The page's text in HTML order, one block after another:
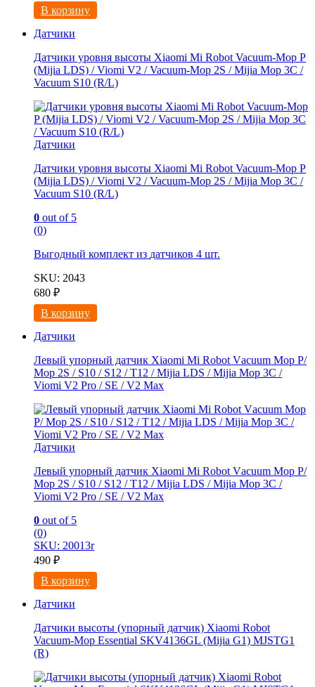
В корзину
Датчики
Датчики уровня высоты Xiaomi Mi Robot Vacuum-Mop P
(Mijia LDS) / Viomi V2 / Vacuum-Mop 2S / Mijia Mop 3C /
Vacuum S10 (R/L)
Датчики
Датчики уровня высоты Xiaomi Mi Robot Vacuum-Mop P
(Mijia LDS) / Viomi V2 / Vacuum-Mop 2S / Mijia Mop 3C /
Vacuum S10 (R/L)
0 out of 5
(0)
Выгодный комплект из датчиков 4 шт.
SKU: 2043
680 ₽
В корзину
Датчики
Левый упорный датчик Xiaomi Мi Rоbоt Vаcuum Мoр Р/
Мop 2S / S10 / S12 / Т12 / Мijiа LDS / Mijia Mop 3C /
Viоmi V2 Рrо / SE / V2 Мaх
Датчики
Левый упорный датчик Xiaomi Мi Rоbоt Vаcuum Мoр Р/
Мop 2S / S10 / S12 / Т12 / Мijiа LDS / Mijia Mop 3C /
Viоmi V2 Рrо / SE / V2 Мaх
0 out of 5
(0)
SKU: 20013r
490 ₽
В корзину
Датчики
Датчики высоты (упорный датчик) Xiaomi Robot
Vacuum-Mop Essential SKV4136GL (Mijia G1) MJSTG1
(R)